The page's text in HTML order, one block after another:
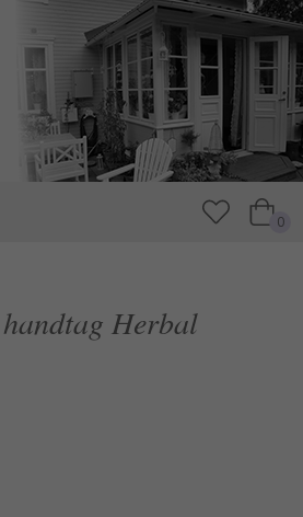
0
Herbal